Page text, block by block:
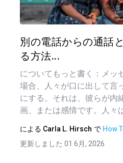
別の電話からの通話
る方法...
についてもっと書く：メッ
場合、人々が口に出して言
にする。それは、彼らが内
画、または感情です。人々
による Carla L. Hirsch で How
更新しました 01 6月, 2026